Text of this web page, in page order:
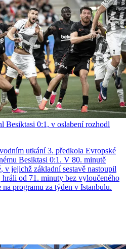
Besiktasi 0:1, v oslabení rozhodl
utkání 3. předkola Evropské
Besiktasi 0:1. V 80. minutě
jejichž základní sestavě nastoupil
od 71. minuty bez vyloučeného
programu za týden v Istanbulu.